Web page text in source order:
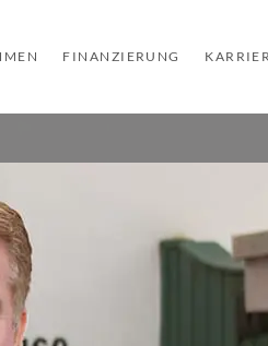
FINANZIERUNG